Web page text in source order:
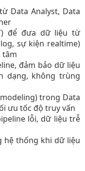
Data Analyst, Data
để đưa dữ liệu từ
sự kiện realtime)
tâm​
đảm bảo dữ liệu
dạng, không trùng
trong Data
ưu tốc độ truy vấn​
lỗi, dữ liệu trễ
hệ thống khi dữ liệu